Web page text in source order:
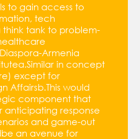
to gain access to
tech
tank to problem-
Armenia
in concept
except for
Affairsb.This would
component that
anticipating response
and game-out
an avenue for